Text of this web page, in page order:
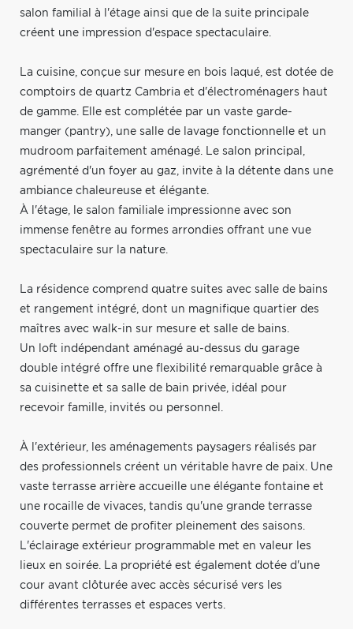
salon familial à l'étage ainsi que de la suite principale
créent une impression d'espace spectaculaire.
La cuisine, conçue sur mesure en bois laqué, est dotée de
comptoirs de quartz Cambria et d'électroménagers haut
de gamme. Elle est complétée par un vaste garde-
manger (pantry), une salle de lavage fonctionnelle et un
mudroom parfaitement aménagé. Le salon principal,
agrémenté d'un foyer au gaz, invite à la détente dans une
ambiance chaleureuse et élégante.
À l'étage, le salon familiale impressionne avec son
immense fenêtre au formes arrondies offrant une vue
spectaculaire sur la nature.
La résidence comprend quatre suites avec salle de bains
et rangement intégré, dont un magnifique quartier des
maîtres avec walk-in sur mesure et salle de bains.
Un loft indépendant aménagé au-dessus du garage
double intégré offre une flexibilité remarquable grâce à
sa cuisinette et sa salle de bain privée, idéal pour
recevoir famille, invités ou personnel.
À l'extérieur, les aménagements paysagers réalisés par
des professionnels créent un véritable havre de paix. Une
vaste terrasse arrière accueille une élégante fontaine et
une rocaille de vivaces, tandis qu'une grande terrasse
couverte permet de profiter pleinement des saisons.
L'éclairage extérieur programmable met en valeur les
lieux en soirée. La propriété est également dotée d'une
cour avant clôturée avec accès sécurisé vers les
différentes terrasses et espaces verts.